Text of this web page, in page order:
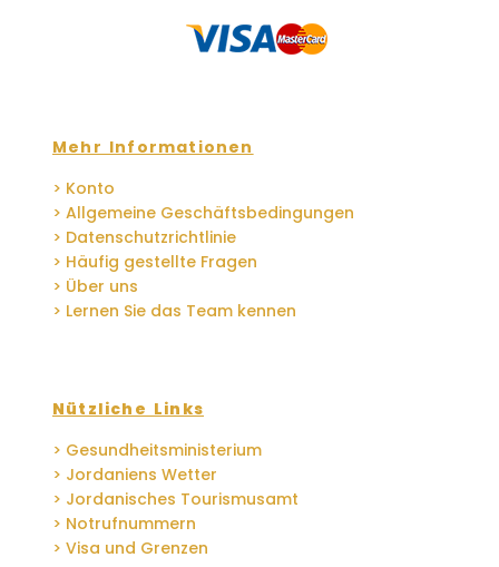
Mehr Informationen
> Konto
> Allgemeine Geschäftsbedingungen
> Datenschutzrichtlinie
> Häufig gestellte Fragen
> Über uns
> Lernen Sie das Team kennen
Nützliche Links
> Gesundheitsministerium
> Jordaniens Wetter
> Jordanisches Tourismusamt
> Notrufnummern
> Visa und Grenzen